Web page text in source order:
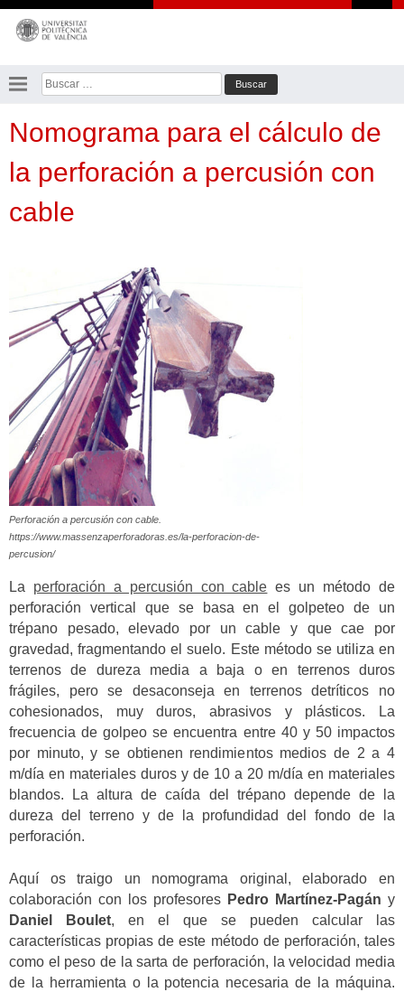
Saltar
contenido
Buscar:
Nomograma para el cálculo de
la perforación a percusión con
cable
Perforación a percusión con cable.
https://www.massenzaperforadoras.es/la-perforacion-de-
percusion/
La perforación a percusión con cable es un método de
perforación vertical que se basa en el golpeteo de un
trépano pesado, elevado por un cable y que cae por
gravedad, fragmentando el suelo. Este método se utiliza en
terrenos de dureza media a baja o en terrenos duros
frágiles, pero se desaconseja en terrenos detríticos no
cohesionados, muy duros, abrasivos y plásticos. La
frecuencia de golpeo se encuentra entre 40 y 50 impactos
por minuto, y se obtienen rendimientos medios de 2 a 4
m/día en materiales duros y de 10 a 20 m/día en materiales
blandos. La altura de caída del trépano depende de la
dureza del terreno y de la profundidad del fondo de la
perforación.
Aquí os traigo un nomograma original, elaborado en
colaboración con los profesores Pedro Martínez-Pagán y
Daniel Boulet, en el que se pueden calcular las
características propias de este método de perforación, tales
como el peso de la sarta de perforación, la velocidad media
de la herramienta o la potencia necesaria de la máquina.